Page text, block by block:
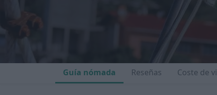
Guía nómada Reseñas Coste de